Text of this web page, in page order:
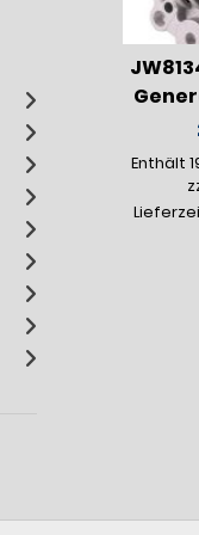
Enthält